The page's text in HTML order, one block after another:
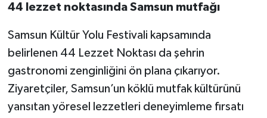
44 lezzet noktasında Samsun mutfağı
Samsun Kültür Yolu Festivali kapsamında
belirlenen 44 Lezzet Noktası da şehrin
gastronomi zenginliğini ön plana çıkarıyor.
Ziyaretçiler, Samsun’un köklü mutfak kültürünü
yansıtan yöresel lezzetleri deneyimleme fırsatı